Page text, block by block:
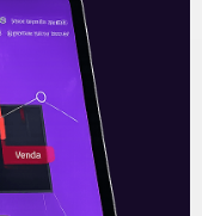
para